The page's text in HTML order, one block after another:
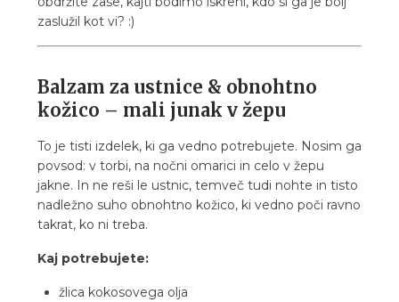
zaslužil kot vi? :)
Balzam za ustnice & obnohtno
kožico – mali junak v žepu
To je tisti izdelek, ki ga vedno potrebujete. Nosim ga
povsod: v torbi, na nočni omarici in celo v žepu
jakne. In ne reši le ustnic, temveč tudi nohte in tisto
nadležno suho obnohtno kožico, ki vedno poči ravno
takrat, ko ni treba.
Kaj potrebujete:
žlica kokosovega olja